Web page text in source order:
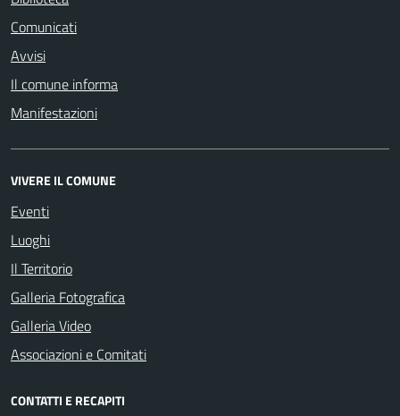
Comunicati
Avvisi
Il comune informa
Manifestazioni
VIVERE IL COMUNE
Eventi
Luoghi
Il Territorio
Galleria Fotografica
Galleria Video
Associazioni e Comitati
CONTATTI E RECAPITI